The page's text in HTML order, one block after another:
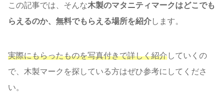
この記事では、そんな木製のマタニティマークはどこでも
らえるのか、無料でもらえる場所を紹介します。
実際にもらったものを写真付きで詳しく紹介していくの
で、木製マークを探している方はぜひ参考にしてくださ
い。